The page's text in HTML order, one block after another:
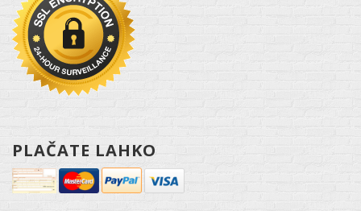
PLAČATE LAHKO